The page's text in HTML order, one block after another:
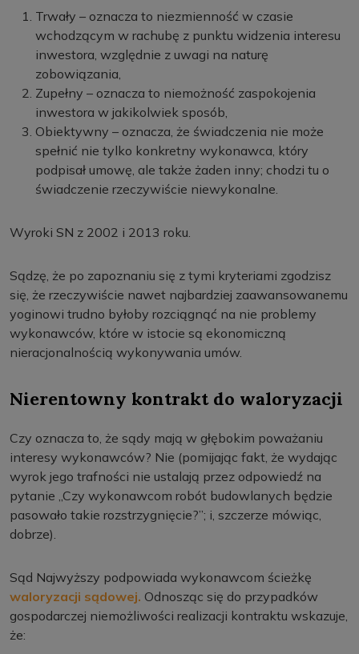
Trwały – oznacza to niezmienność w czasie
wchodzącym w rachubę z punktu widzenia interesu
inwestora, względnie z uwagi na naturę
zobowiązania,
Zupełny – oznacza to niemożność zaspokojenia
inwestora w jakikolwiek sposób,
Obiektywny – oznacza, że świadczenia nie może
spełnić nie tylko konkretny wykonawca, który
podpisał umowę, ale także żaden inny; chodzi tu o
świadczenie rzeczywiście niewykonalne.
Wyroki SN z 2002 i 2013 roku.
Sądzę, że po zapoznaniu się z tymi kryteriami zgodzisz
się, że rzeczywiście nawet najbardziej zaawansowanemu
yoginowi trudno byłoby rozciągnąć na nie problemy
wykonawców, które w istocie są ekonomiczną
nieracjonalnością wykonywania umów.
Nierentowny kontrakt do waloryzacji
Czy oznacza to, że sądy mają w głębokim poważaniu
interesy wykonawców? Nie (pomijając fakt, że wydając
wyrok jego trafności nie ustalają przez odpowiedź na
pytanie „Czy wykonawcom robót budowlanych będzie
pasowało takie rozstrzygnięcie?”; i, szczerze mówiąc,
dobrze).
Sąd Najwyższy podpowiada wykonawcom ścieżkę
waloryzacji sądowej. Odnosząc się do przypadków
gospodarczej niemożliwości realizacji kontraktu wskazuje,
że: